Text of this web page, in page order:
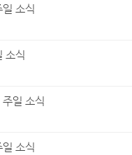
소식
소식
일 소식
소식